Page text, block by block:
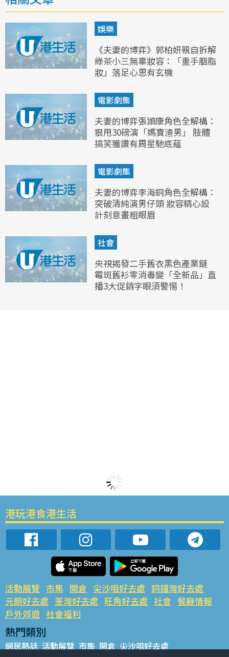
娛樂
《夫妻的博弈》郭柏妍親自拆解
綠茶小三無辜妝容：「重手胭脂
妝」落足心思有玄機
電影劇集
夫妻的博弈張頴康角色全解構：
狠甩30磅演「媽寶渣男」 肢體
搞笑獲讚有周星馳底蘊
電影劇集
夫妻的博弈李海銅角色全解構：
突破清純演男仔頭 妝容精心設
計刻意畫粗眼眉
社會
央視揭發二手舊衣黑色產業鏈
霉斑舊衫零消毒變「全新品」直
播3大促銷字眼須警惕！
港玩港食港生活
活動展覽 市集 開倉 尖沙咀好去處 銅鑼灣好去處
元朗好去處 荃灣好去處 旺角好去處 社會 餐廳情報
戶外郊遊 社會福利
熱門類別
網民熱話 活動展覽 市集 開倉 尖沙咀好去處